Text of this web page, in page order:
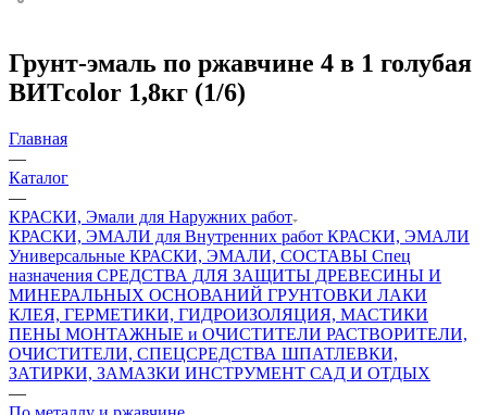
Грунт-эмаль по ржавчине 4 в 1 голубая
ВИТcolor 1,8кг (1/6)
Главная
—
Каталог
—
КРАСКИ, Эмали для Наружних работ
КРАСКИ, ЭМАЛИ для Внутренних работ КРАСКИ, ЭМАЛИ
Универсальные КРАСКИ, ЭМАЛИ, СОСТАВЫ Спец
назначения СРЕДСТВА ДЛЯ ЗАЩИТЫ ДРЕВЕСИНЫ И
МИНЕРАЛЬНЫХ ОСНОВАНИЙ ГРУНТОВКИ ЛАКИ
КЛЕЯ, ГЕРМЕТИКИ, ГИДРОИЗОЛЯЦИЯ, МАСТИКИ
ПЕНЫ МОНТАЖНЫЕ и ОЧИСТИТЕЛИ РАСТВОРИТЕЛИ,
ОЧИСТИТЕЛИ, СПЕЦСРЕДСТВА ШПАТЛЕВКИ,
ЗАТИРКИ, ЗАМАЗКИ ИНСТРУМЕНТ САД И ОТДЫХ
—